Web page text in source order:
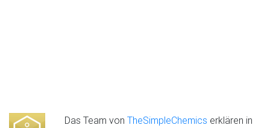
Das Team von TheSimpleChemics erklären in